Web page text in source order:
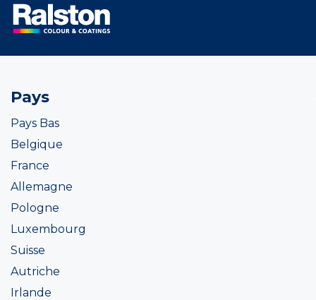
Pays
Pays Bas
Belgique
France
Allemagne
Pologne
Luxembourg
Suisse
Autriche
Irlande